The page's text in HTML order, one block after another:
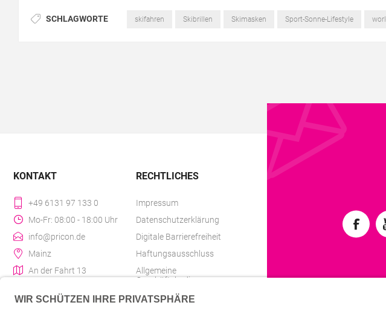
SCHLAGWORTE skifahren Skibrillen Skimasken Sport-Sonne-Lifestyle
KONTAKT
+49 6131 97 133 0
Mo-Fr: 08:00 - 18:00 Uhr
info@pricon.de
Mainz
An der Fahrt 13
RECHTLICHES
Impressum
Datenschutzerklärung
Digitale Barrierefreiheit
Haftungsausschluss
Allgemeine
Geschäftsbedingungen
Liefer- & Versandkosten